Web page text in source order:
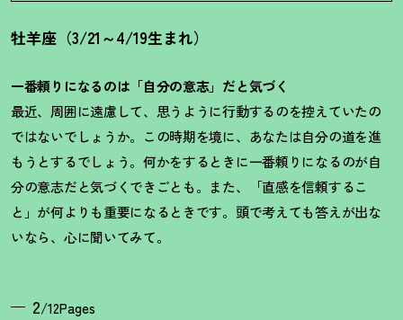
牡羊座（3/21～4/19生まれ）
一番頼りになるのは「自分の意志」だと気づく
最近、周囲に遠慮して、思うように行動するのを控えていたの
ではないでしょうか。この時期を境に、あなたは自分の道を進
もうとするでしょう。何かをするときに一番頼りになるのが自
分の意志だと気づくできごとも。また、「直感を信頼するこ
と」が何よりも重要になるときです。頭で考えても答えが出な
いなら、心に聞いてみて。
2/12Pages